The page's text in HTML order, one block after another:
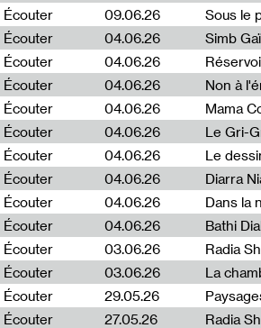
Écouter
09.06.26
Écouter
04.06.26 Simb
Écouter
04.06.26
Écouter
04.06.26
Écouter
04.06.26 Mama
Écouter
04.06.26 Le Gri-
Écouter
04.06.26 Le
Écouter
04.06.26 Diarra
Écouter
04.06.26 Dans la
Écouter
04.06.26 Bathi
Écouter
03.06.26 Radia
Écouter
03.06.26 La
Écouter
29.05.26
Écouter
27.05.26 Radia